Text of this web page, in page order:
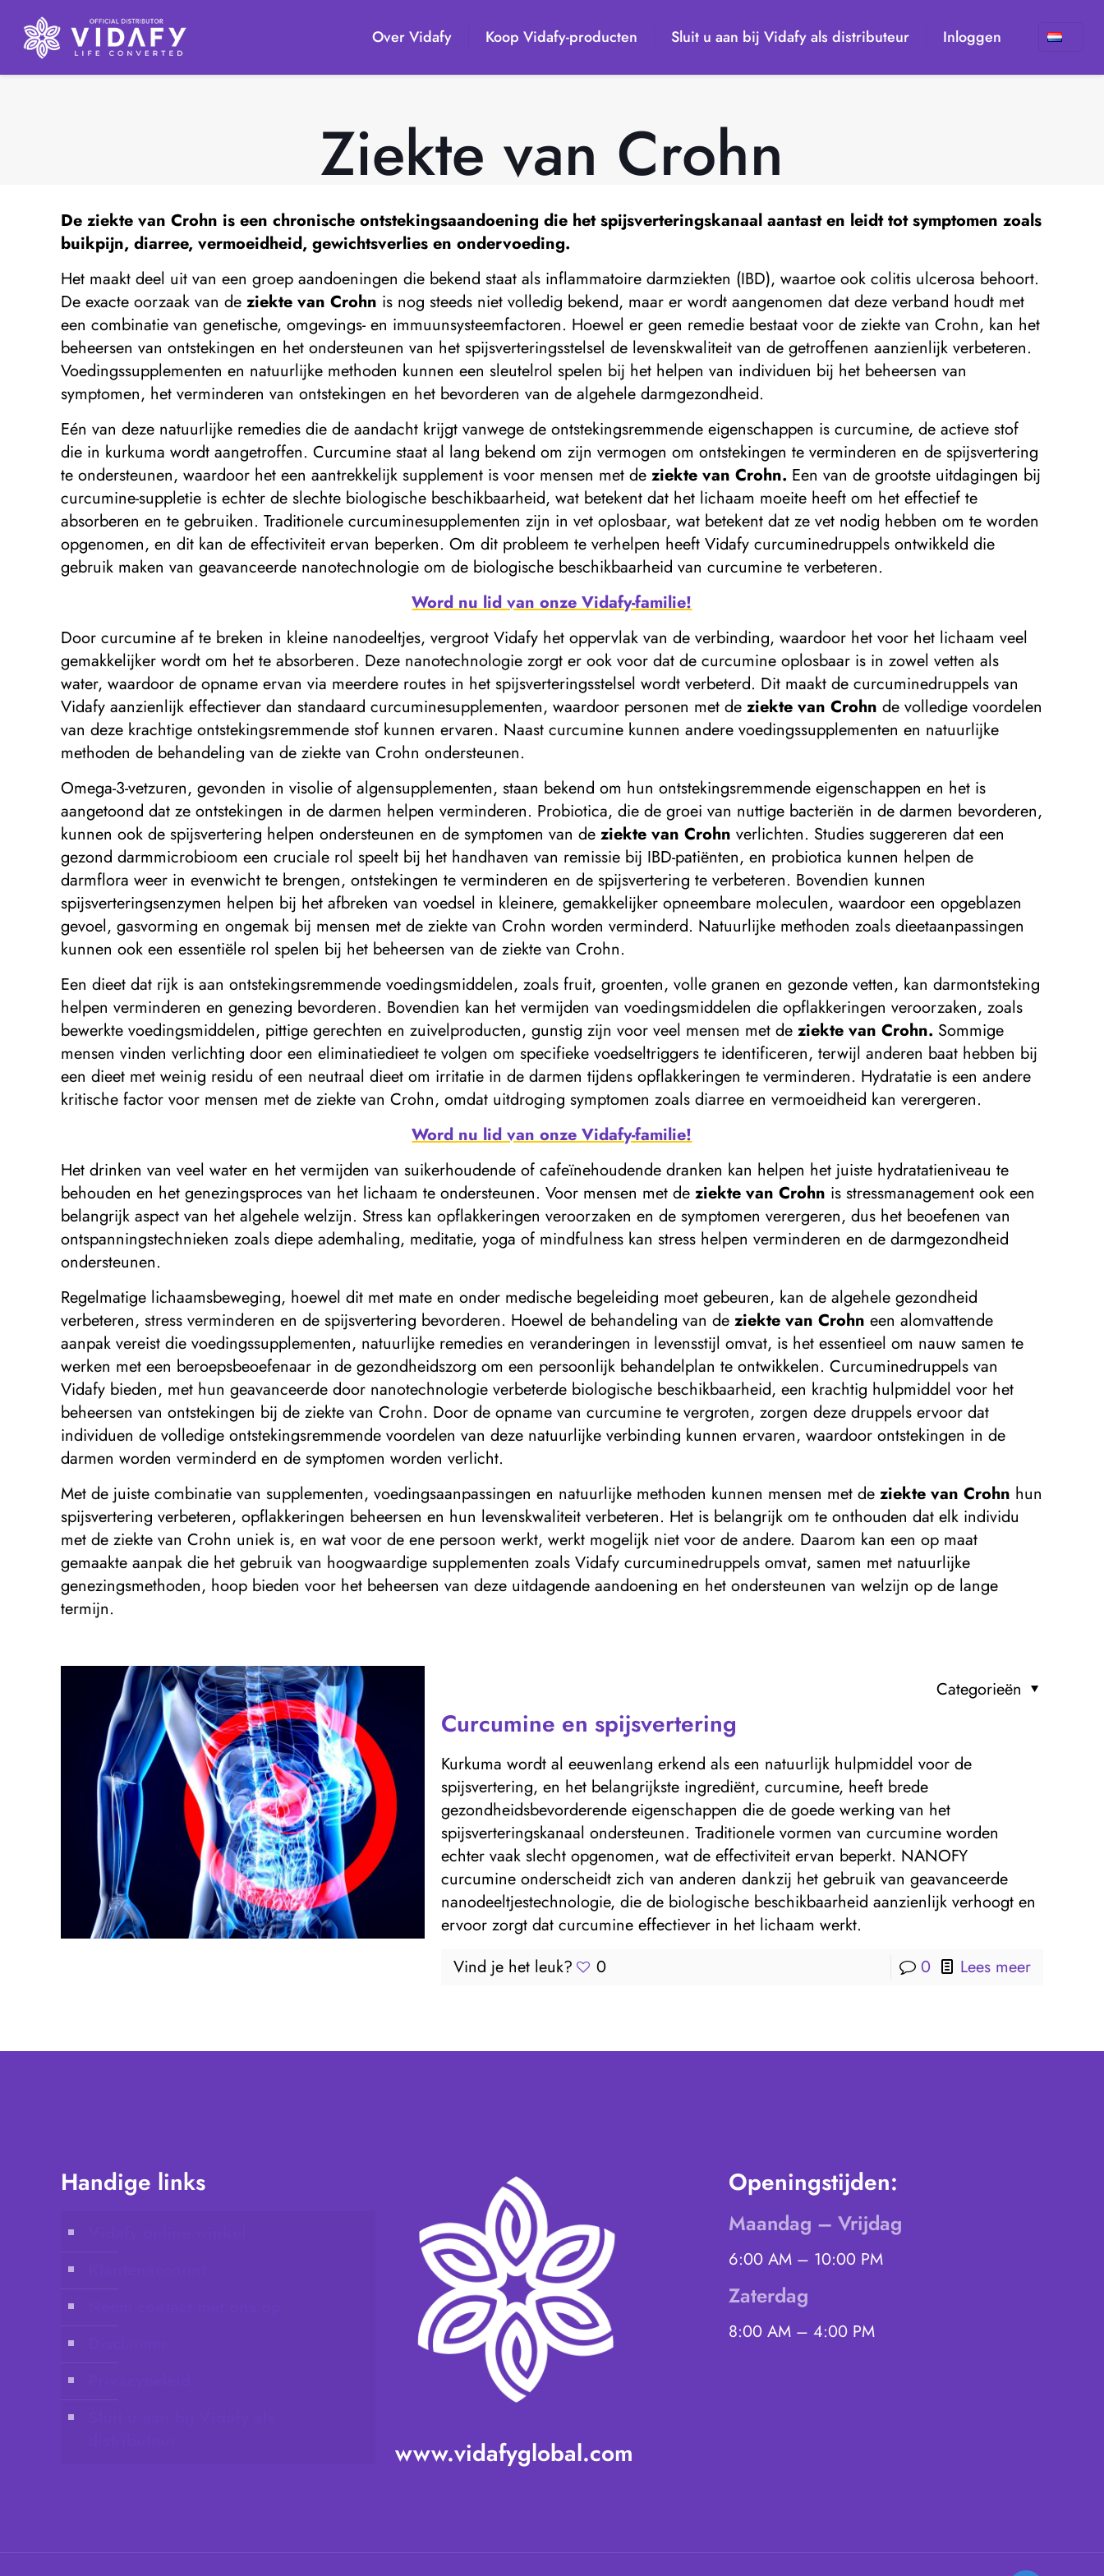
Over Vidafy Koop Vidafy-producten Sluit u aan bij Vidafy als distributeur Inloggen
Ziekte van Crohn
Deziekte van Crohn is een chronische ontstekingsaandoening die het spijsverteringskanaal aantast en leidt tot symptomen zoals
buikpijn, diarree, vermoeidheid, gewichtsverlies en ondervoeding.
Het maakt deel uit van een groep aandoeningen die bekend staat als inflammatoire darmziekten (IBD), waartoe ook colitis ulcerosa behoort.
De exacte oorzaak van deziekte van Crohn is nog steeds niet volledig bekend, maar er wordt aangenomen dat deze verband houdt met
een combinatie van genetische, omgevings- en immuunsysteemfactoren. Hoewel er geen remedie bestaat voor de ziekte van Crohn, kan het
beheersen van ontstekingen en het ondersteunen van het spijsverteringsstelsel de levenskwaliteit van de getroffenen aanzienlijk verbeteren.
Voedingssupplementen en natuurlijke methoden kunnen een sleutelrol spelen bij het helpen van individuen bij het beheersen van
symptomen, het verminderen van ontstekingen en het bevorderen van de algehele darmgezondheid.
Eén van deze natuurlijke remedies die de aandacht krijgt vanwege de ontstekingsremmende eigenschappen is curcumine, de actieve stof
die in kurkuma wordt aangetroffen. Curcumine staat al lang bekend om zijn vermogen om ontstekingen te verminderen en de spijsvertering
te ondersteunen, waardoor het een aantrekkelijk supplement is voor mensen met deziekte van Crohn. Een van de grootste uitdagingen bij
curcumine-suppletie is echter de slechte biologische beschikbaarheid, wat betekent dat het lichaam moeite heeft om het effectief te
absorberen en te gebruiken. Traditionele curcuminesupplementen zijn in vet oplosbaar, wat betekent dat ze vet nodig hebben om te worden
opgenomen, en dit kan de effectiviteit ervan beperken. Om dit probleem te verhelpen heeft Vidafy curcuminedruppels ontwikkeld die
gebruik maken van geavanceerde nanotechnologie om de biologische beschikbaarheid van curcumine te verbeteren.
Word nu lid van onze Vidafy-familie!
Door curcumine af te breken in kleine nanodeeltjes, vergroot Vidafy het oppervlak van de verbinding, waardoor het voor het lichaam veel
gemakkelijker wordt om het te absorberen. Deze nanotechnologie zorgt er ook voor dat de curcumine oplosbaar is in zowel vetten als
water, waardoor de opname ervan via meerdere routes in het spijsverteringsstelsel wordt verbeterd. Dit maakt de curcuminedruppels van
Vidafy aanzienlijk effectiever dan standaard curcuminesupplementen, waardoor personen met deziekte van Crohn de volledige voordelen
van deze krachtige ontstekingsremmende stof kunnen ervaren. Naast curcumine kunnen andere voedingssupplementen en natuurlijke
methoden de behandeling van de ziekte van Crohn ondersteunen.
Omega-3-vetzuren, gevonden in visolie of algensupplementen, staan ​​bekend om hun ontstekingsremmende eigenschappen en het is
aangetoond dat ze ontstekingen in de darmen helpen verminderen. Probiotica, die de groei van nuttige bacteriën in de darmen bevorderen,
kunnen ook de spijsvertering helpen ondersteunen en de symptomen van deziekte van Crohn verlichten. Studies suggereren dat een
gezond darmmicrobioom een ​​cruciale rol speelt bij het handhaven van remissie bij IBD-patiënten, en probiotica kunnen helpen de
darmflora weer in evenwicht te brengen, ontstekingen te verminderen en de spijsvertering te verbeteren. Bovendien kunnen
spijsverteringsenzymen helpen bij het afbreken van voedsel in kleinere, gemakkelijker opneembare moleculen, waardoor een opgeblazen
gevoel, gasvorming en ongemak bij mensen met de ziekte van Crohn worden verminderd. Natuurlijke methoden zoals dieetaanpassingen
kunnen ook een essentiële rol spelen bij het beheersen van de ziekte van Crohn.
Een dieet dat rijk is aan ontstekingsremmende voedingsmiddelen, zoals fruit, groenten, volle granen en gezonde vetten, kan darmontsteking
helpen verminderen en genezing bevorderen. Bovendien kan het vermijden van voedingsmiddelen die opflakkeringen veroorzaken, zoals
bewerkte voedingsmiddelen, pittige gerechten en zuivelproducten, gunstig zijn voor veel mensen met deziekte van Crohn. Sommige
mensen vinden verlichting door een eliminatiedieet te volgen om specifieke voedseltriggers te identificeren, terwijl anderen baat hebben bij
een dieet met weinig residu of een neutraal dieet om irritatie in de darmen tijdens opflakkeringen te verminderen. Hydratatie is een andere
kritische factor voor mensen met de ziekte van Crohn, omdat uitdroging symptomen zoals diarree en vermoeidheid kan verergeren.
Word nu lid van onze Vidafy-familie!
Het drinken van veel water en het vermijden van suikerhoudende of cafeïnehoudende dranken kan helpen het juiste hydratatieniveau te
behouden en het genezingsproces van het lichaam te ondersteunen. Voor mensen met deziekte van Crohn is stressmanagement ook een
belangrijk aspect van het algehele welzijn. Stress kan opflakkeringen veroorzaken en de symptomen verergeren, dus het beoefenen van
ontspanningstechnieken zoals diepe ademhaling, meditatie, yoga of mindfulness kan stress helpen verminderen en de darmgezondheid
ondersteunen.
Regelmatige lichaamsbeweging, hoewel dit met mate en onder medische begeleiding moet gebeuren, kan de algehele gezondheid
verbeteren, stress verminderen en de spijsvertering bevorderen. Hoewel de behandeling van deziekte van Crohn een alomvattende
aanpak vereist die voedingssupplementen, natuurlijke remedies en veranderingen in levensstijl omvat, is het essentieel om nauw samen te
werken met een beroepsbeoefenaar in de gezondheidszorg om een ​​persoonlijk behandelplan te ontwikkelen. Curcuminedruppels van
Vidafy bieden, met hun geavanceerde door nanotechnologie verbeterde biologische beschikbaarheid, een krachtig hulpmiddel voor het
beheersen van ontstekingen bij de ziekte van Crohn. Door de opname van curcumine te vergroten, zorgen deze druppels ervoor dat
individuen de volledige ontstekingsremmende voordelen van deze natuurlijke verbinding kunnen ervaren, waardoor ontstekingen in de
darmen worden verminderd en de symptomen worden verlicht.
Met de juiste combinatie van supplementen, voedingsaanpassingen en natuurlijke methoden kunnen mensen met deziekte van Crohn hun
spijsvertering verbeteren, opflakkeringen beheersen en hun levenskwaliteit verbeteren. Het is belangrijk om te onthouden dat elk individu
met de ziekte van Crohn uniek is, en wat voor de ene persoon werkt, werkt mogelijk niet voor de andere. Daarom kan een op maat
gemaakte aanpak die het gebruik van hoogwaardige supplementen zoals Vidafy curcuminedruppels omvat, samen met natuurlijke
genezingsmethoden, hoop bieden voor het beheersen van deze uitdagende aandoening en het ondersteunen van welzijn op de lange
termijn.
Categorieën
Curcumine en spijsvertering
Kurkuma wordt al eeuwenlang erkend als een natuurlijk hulpmiddel voor de
spijsvertering, en het belangrijkste ingrediënt, curcumine, heeft brede
gezondheidsbevorderende eigenschappen die de goede werking van het
spijsverteringskanaal ondersteunen. Traditionele vormen van curcumine worden
echter vaak slecht opgenomen, wat de effectiviteit ervan beperkt. NANOFY
curcumine onderscheidt zich van anderen dankzij het gebruik van geavanceerde
nanodeeltjestechnologie, die de biologische beschikbaarheid aanzienlijk verhoogt en
ervoor zorgt dat curcumine effectiever in het lichaam werkt.
Vind je het leuk?
0 0 Lees meer
Handige links
www.vidafyglobal.com
Openingstijden:
Maandag – Vrijdag
6:00 AM – 10:00 PM
Zaterdag
8:00 AM – 4:00 PM